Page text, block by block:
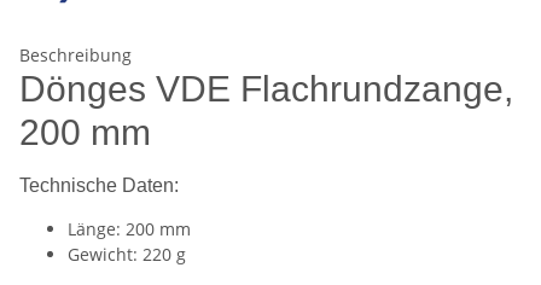
Beschreibung
Dönges VDE Flachrundzange,
200 mm
Technische Daten:
Länge: 200 mm
Gewicht: 220 g